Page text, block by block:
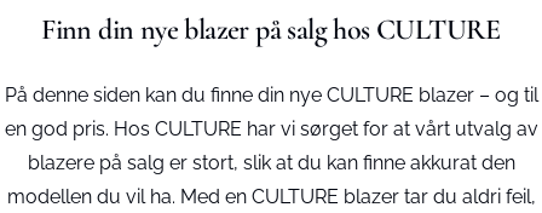
Finn din nye blazer på salg hos CULTURE
På denne siden kan du finne din nye CULTURE blazer – og til
en god pris. Hos CULTURE har vi sørget for at vårt utvalg av
blazere på salg er stort, slik at du kan finne akkurat den
modellen du vil ha. Med en CULTURE blazer tar du aldri feil,